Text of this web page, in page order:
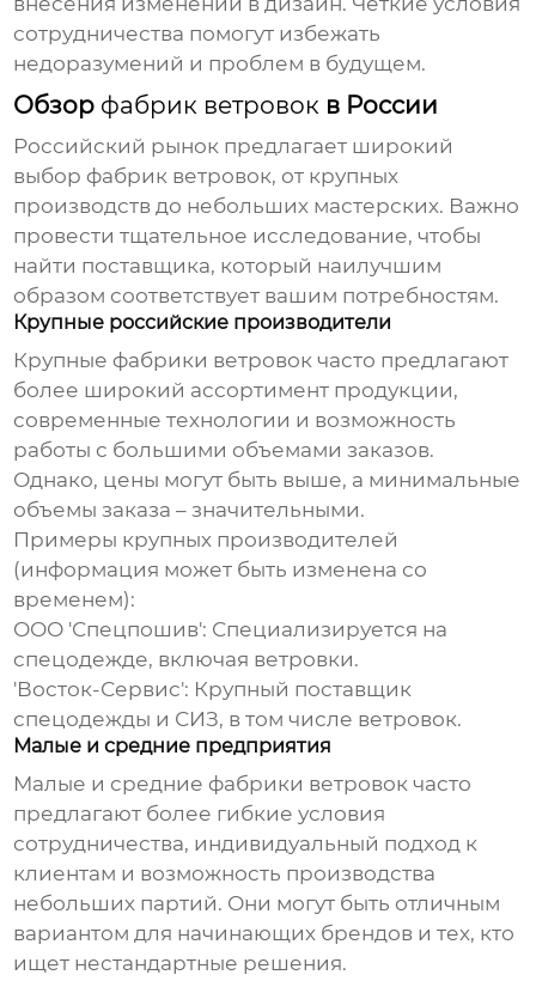
сотрудничества помогут избежать
недоразумений и проблем в будущем.
Обзор фабрик ветровок в России
Российский рынок предлагает широкий
выбор фабрик ветровок, от крупных
производств до небольших мастерских. Важно
провести тщательное исследование, чтобы
найти поставщика, который наилучшим
образом соответствует вашим потребностям.
Крупные российские производители
Крупные фабрики ветровок часто предлагают
более широкий ассортимент продукции,
современные технологии и возможность
работы с большими объемами заказов.
Однако, цены могут быть выше, а минимальные
объемы заказа – значительными.
Примеры крупных производителей
(информация может быть изменена со
временем):
ООО 'Спецпошив': Специализируется на
спецодежде, включая ветровки.
'Восток-Сервис': Крупный поставщик
спецодежды и СИЗ, в том числе ветровок.
Малые и средние предприятия
Малые и средние фабрики ветровок часто
предлагают более гибкие условия
сотрудничества, индивидуальный подход к
клиентам и возможность производства
небольших партий. Они могут быть отличным
вариантом для начинающих брендов и тех, кто
ищет нестандартные решения.